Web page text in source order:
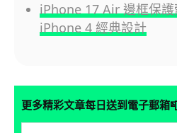
iPhone 17 Air 邊框保
iPhone 4 經典設計
更多精彩文章每日送到電子郵箱